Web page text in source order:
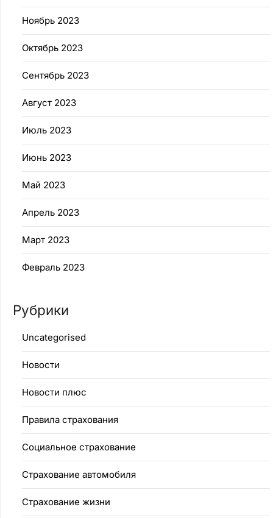
Ноябрь 2023
Октябрь 2023
Сентябрь 2023
Август 2023
Июль 2023
Июнь 2023
Май 2023
Апрель 2023
Март 2023
Февраль 2023
Рубрики
Uncategorised
Новости
Новости плюс
Правила страхования
Социальное страхование
Страхование автомобиля
Страхование жизни